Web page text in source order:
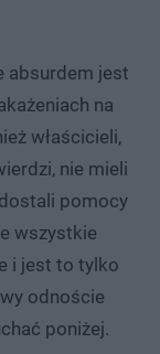
absurdem jest
na
właścicieli,
nie mieli
pomocy
wszystkie
i jest to tylko
odnoście
poniżej.